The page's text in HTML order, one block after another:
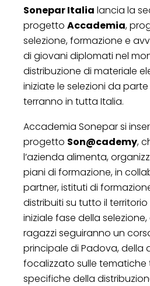
Sonepar Italia lancia la
progetto Accademia,
selezione, formazione e
di giovani diplomati nel
distribuzione di materiale
iniziate le selezioni da
terranno in tutta Italia.
Accademia Sonepar si
progetto Son@cademy,
l’azienda alimenta,
piani di formazione, in
partner, istituti di
distribuiti su tutto il
iniziale fase della selezione,
ragazzi seguiranno un
principale di Padova, della
focalizzato sulle tematiche
specifiche della